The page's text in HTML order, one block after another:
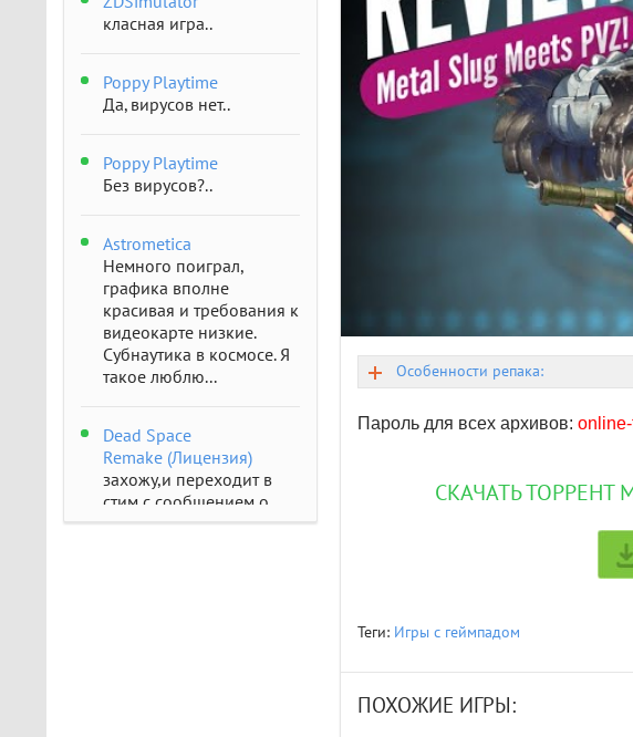
Особенности репака:
Пароль для всех архивов:
СКАЧАТЬ ТОРРЕНТ
Теги: Игры с геймпадом
ПОХОЖИЕ ИГРЫ:
класная игра..
Poppy Playtime
Да, вирусов нет..
Poppy Playtime
Без вирусов?..
Astrometica
Немного поиграл,
графика вполне
красивая и требования к
видеокарте низкие.
Субнаутика в космосе. Я
такое люблю...
Dead Space
Remake (Лицензия)
захожу,и переходит в
стим с сообщением о
отсутствии..